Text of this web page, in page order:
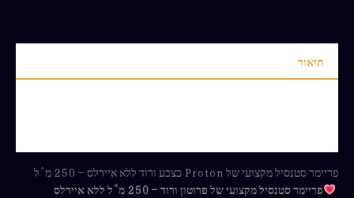
תיאור
פריימר סטנסיל מקצועי של Proton בצבע ורוד ללא איירלס – 250 מ"ל
פריימר סטנסיל מקצועי של פרוטון ורוד – 250 מ"ל ללא איירלס